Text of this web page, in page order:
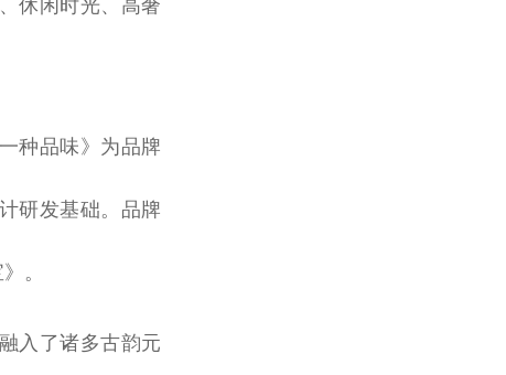
休闲时光、高奢
种品味》为品牌
研发基础。品牌
。
入了诸多古韵元